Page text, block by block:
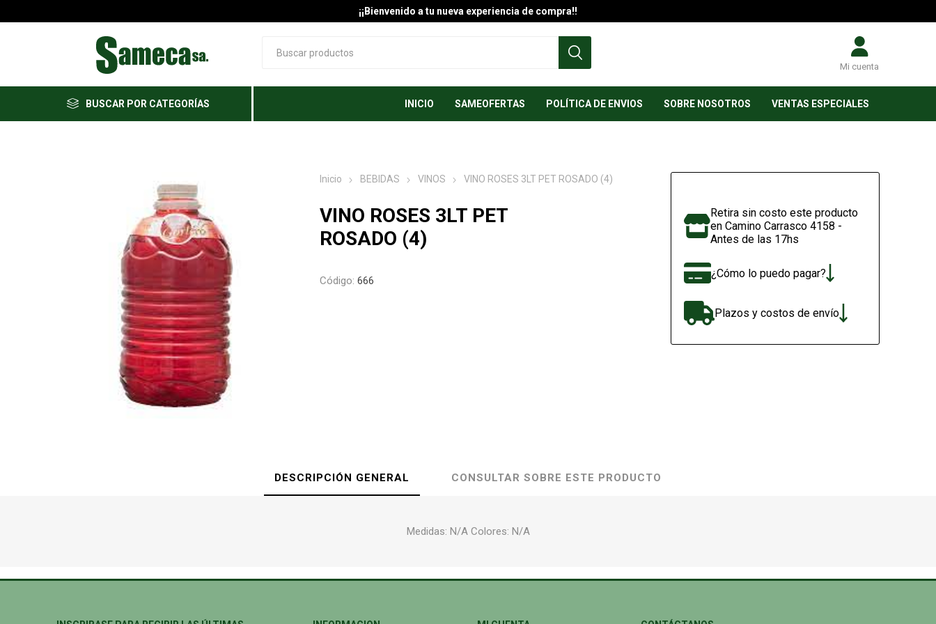
¡¡Bienvenido a tu nueva experiencia de compra!!
Mi cuenta
BUSCAR POR CATEGORÍAS INICIO SAMEOFERTAS POLÍTICA DE ENVIOS SOBRE NOSOTROS VENTAS ESPECIALES
Inicio BEBIDAS VINOS VINO ROSES 3LT PET ROSADO (4)
VINO ROSES 3LT PET
ROSADO (4)
Código: 666
Retira sin costo este producto
en Camino Carrasco 4158 -
Antes de las 17hs
¿Cómo lo puedo pagar?
Plazos y costos de envío
DESCRIPCIÓN GENERAL CONSULTAR SOBRE ESTE PRODUCTO
Medidas: N/A Colores: N/A